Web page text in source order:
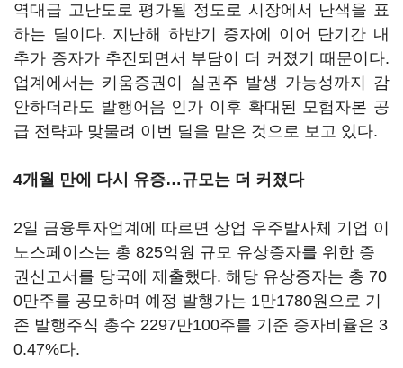
역대급 고난도로 평가될 정도로 시장에서 난색을 표
하는 딜이다. 지난해 하반기 증자에 이어 단기간 내
추가 증자가 추진되면서 부담이 더 커졌기 때문이다.
업계에서는 키움증권이 실권주 발생 가능성까지 감
안하더라도 발행어음 인가 이후 확대된 모험자본 공
급 전략과 맞물려 이번 딜을 맡은 것으로 보고 있다.
4개월 만에 다시 유증…규모는 더 커졌다
2일 금융투자업계에 따르면 상업 우주발사체 기업 이
노스페이스는 총 825억원 규모 유상증자를 위한 증
권신고서를 당국에 제출했다. 해당 유상증자는 총 70
0만주를 공모하며 예정 발행가는 1만1780원으로 기
존 발행주식 총수 2297만100주를 기준 증자비율은 3
0.47%다.